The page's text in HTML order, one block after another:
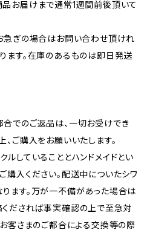
お届けまで通常1週間前後頂いて
急ぎの場合はお問い合わせ頂けれ
ます。在庫のあるものは即日発送
でのご返品は、一切お受けでき
ご購入をお願いいたします。
ルしていることとハンドメイドとい
購入ください。配送中についたシワ
ます。万が一不備があった場合は
だされば事実確認の上で至急対
お客さまのご都合による交換等の際